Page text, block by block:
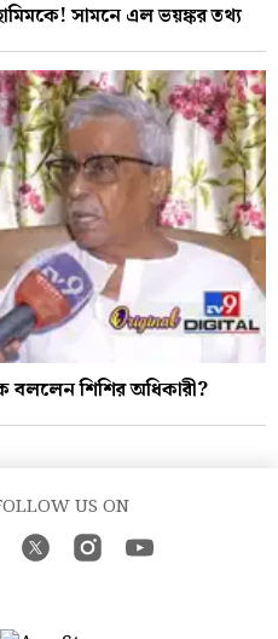
সামনে এল ভয়ঙ্কর তথ্য
বললেন শিশির অধিকারী?
US ON